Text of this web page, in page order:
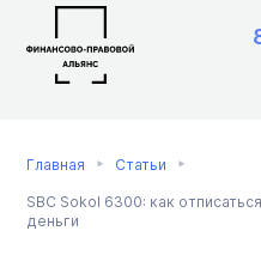
Главная Статьи
SBC Sokol 6300: как
деньги